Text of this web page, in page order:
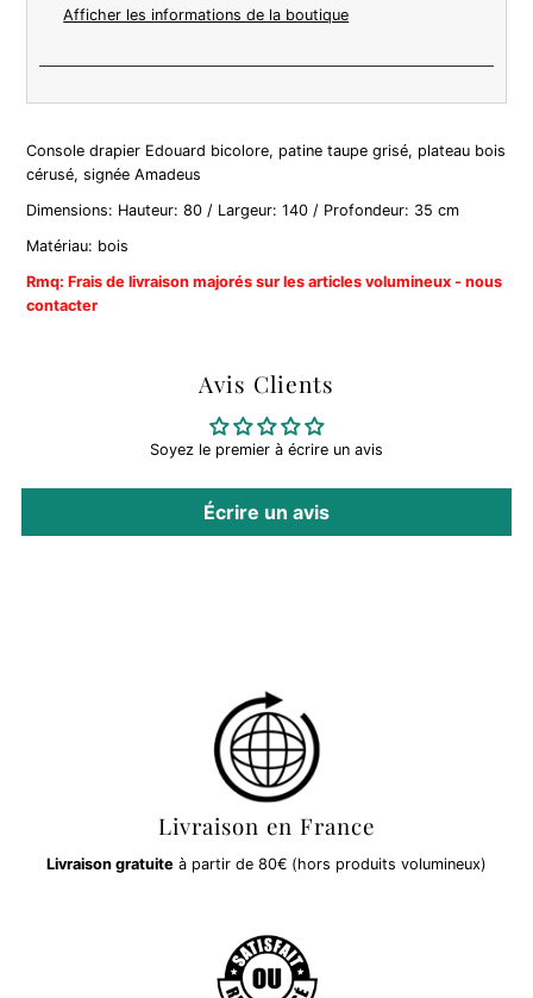
Afficher les informations de la boutique
Console drapier Edouard bicolore, patine taupe grisé, plateau bois
cérusé, signée Amadeus
Dimensions: Hauteur: 80 / Largeur: 140 / Profondeur: 35 cm
Matériau: bois
Rmq: Frais de livraison majorés sur les articles volumineux - nous
contacter
Avis Clients
Soyez le premier à écrire un avis
Écrire un avis
Livraison en France
Livraison gratuite à partir de 80€ (hors produits volumineux)